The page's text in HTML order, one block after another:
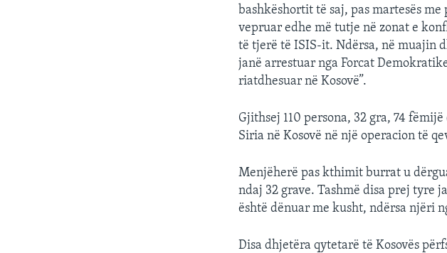
bashkëshortit të saj, pas martesës
vepruar edhe më tutje në zonat e
të tjerë të ISIS-it. Ndërsa, në muajin
janë arrestuar nga Forcat
riatdhesuar në Kosovë”.
Gjithsej 110 persona, 32 gra, 74
Siria në Kosovë në një operacion të
Menjëherë pas kthimit burrat u
ndaj 32 grave. Tashmë disa prej tyre
është dënuar me kusht, ndërsa njëri
Disa dhjetëra qytetarë të Kosovës